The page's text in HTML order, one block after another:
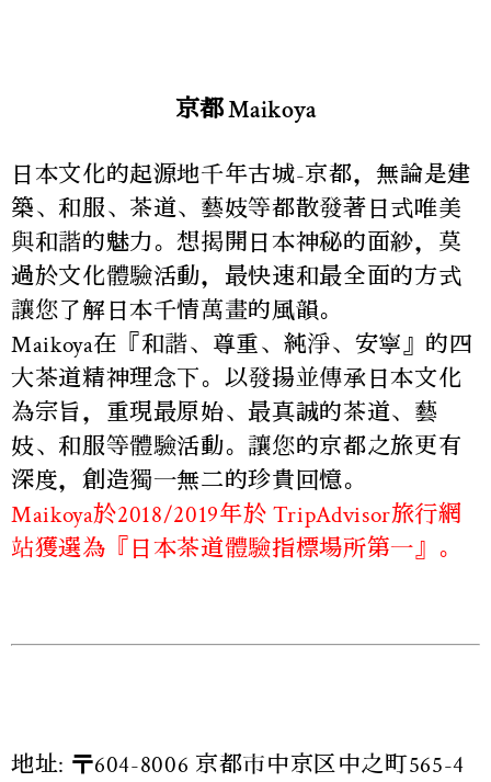
京都 Maikoya
日本文化的起源地千年古城-京都，無論是建
築、和服、茶道、藝妓等都散發著日式唯美
與和諧的魅力。想揭開日本神秘的面紗，莫
過於文化體驗活動，最快速和最全面的方式
讓您了解日本千情萬畫的風韻。
Maikoya在『和諧、尊重、純淨、安寧』的四
大茶道精神理念下。以發揚並傳承日本文化
為宗旨，重現最原始、最真誠的茶道、藝
妓、和服等體驗活動。讓您的京都之旅更有
深度，創造獨一無二的珍貴回憶。
Maikoya於2018/2019年於 TripAdvisor旅行網
站獲選為『日本茶道體驗指標場所第一』。
地址: 〒604-8006 京都市中京区中之町565-4